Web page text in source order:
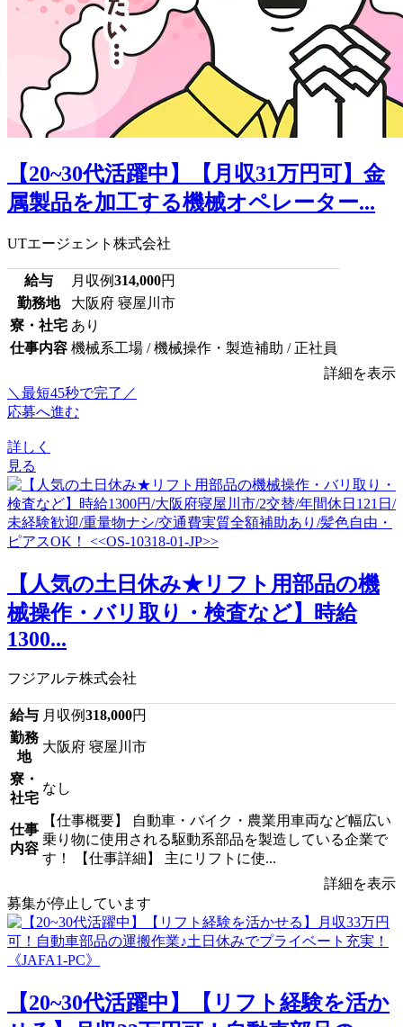
【20~30代活躍中】【月収31万円可】金
属製品を加工する機械オペレーター...
UTエージェント株式会社
給与 月収例314,000円
勤務地
大阪府 寝屋川市
寮・社宅 あり
仕事内容 機械系工場 / 機械操作・製造補助 / 正社員
詳細を表示
＼最短45秒で完了／
応募へ進む
詳しく
見る
【人気の土日休み★リフト用部品の機
械操作・バリ取り・検査など】時給
1300...
フジアルテ株式会社
給与 月収例318,000円
勤務
地
大阪府 寝屋川市
寮・
社宅
なし
仕事
内容
【仕事概要】 自動車・バイク・農業用車両など幅広い
乗り物に使用される駆動系部品を製造している企業で
す！ 【仕事詳細】 主にリフトに使...
詳細を表示
募集が停止しています
【20~30代活躍中】【リフト経験を活か